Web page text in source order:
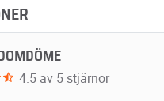
4.5 av 5 stjärnor